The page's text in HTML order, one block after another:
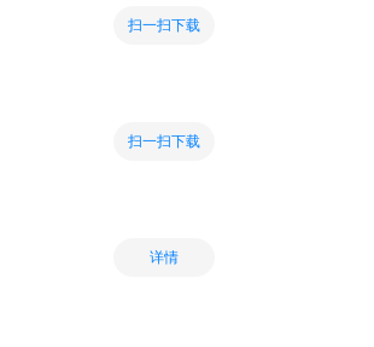
扫一扫下载
扫一扫下载
详情